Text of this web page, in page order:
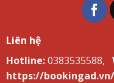
Liên hệ
Hotline:0383535588,
https://